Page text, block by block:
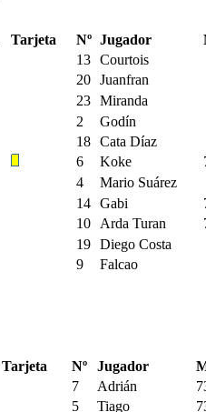
Tarjeta Nº Jugador
13 Courtois
20 Juanfran
23 Miranda
2
Godín
18 Cata Díaz
6 Koke
4
Mario Suárez
14 Gabi
10 Arda Turan
19 Diego Costa
9 Falcao
Tarjeta Nº Jugador
7 Adrián
5 Tiago